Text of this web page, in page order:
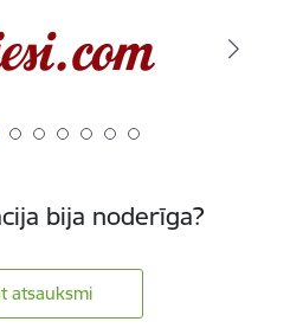
bija noderīga?
atsauksmi